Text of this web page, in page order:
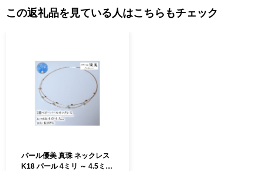
この返礼品を見ている人はこちらもチェック
パール優美 真珠 ネックレス
K18 パール 4ミリ ～ 4.5ミリ